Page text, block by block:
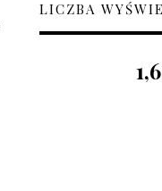
LICZBA